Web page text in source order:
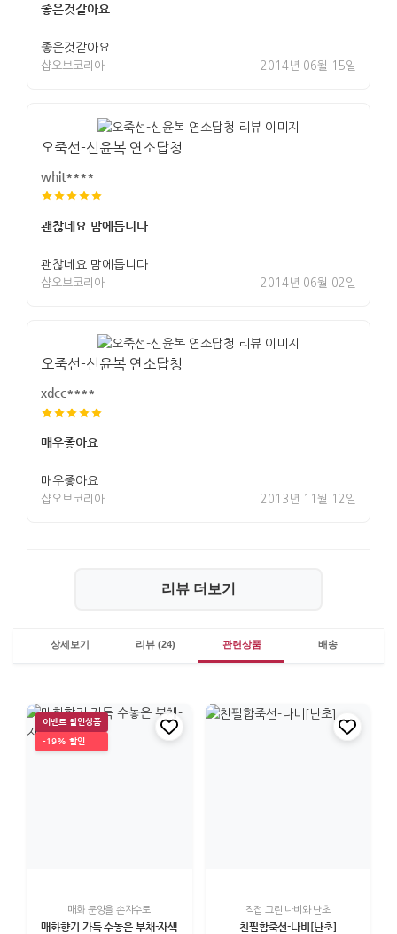
좋은것같아요
좋은것같아요
샵오브코리아 2014년 06월 15일
오죽선-신윤복 연소답청
whit****
괜찮네요 맘에듭니다
괜찮네요 맘에듭니다
샵오브코리아 2014년 06월 02일
오죽선-신윤복 연소답청
xdcc****
매우좋아요
매우좋아요
샵오브코리아 2013년 11월 12일
리뷰 더보기
상세보기 리뷰 (24) 관련상품 배송
이벤트 할인상품
-19% 할인
매화 문양을 손자수로
매화향기 가득 수놓은 부채-자색
직접 그린 나비와 난초
친필합죽선-나비[난초]